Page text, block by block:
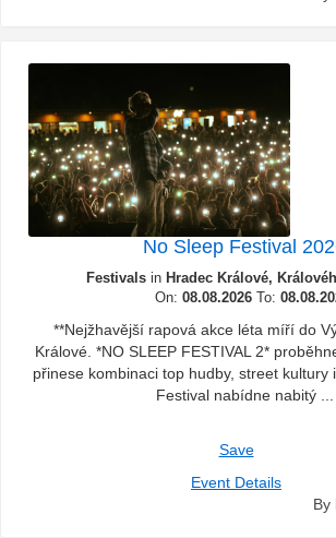
No Sleep Festival
Festivals in Hradec Králové,
On: 08.08.2026 To:
**Nejžhavější rapová akce léta míří do
Králové. *NO SLEEP FESTIVAL 2*
přinese kombinaci top hudby, street kultury
Festival nabídne nabitý ...
Save
Event Details
By